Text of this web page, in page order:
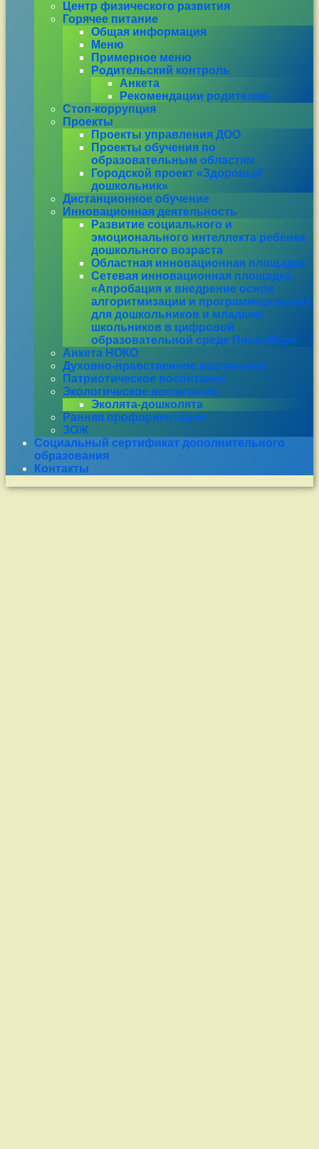
Центр физического развития
Горячее питание
Общая информация
Меню
Примерное меню
Родительский контроль
Анкета
Рекомендации родителям
Стоп-коррупция
Проекты
Проекты управления ДОО
Проекты обучения по
образовательным областям
Городской проект «Здоровый
дошкольник»
Дистанционное обучение
Инновационная деятельность
Развитие социального и
эмоционального интеллекта ребёнка
дошкольного возраста
Областная инновационная площадка
Сетевая инновационная площадка
«Апробация и внедрение основ
алгоритмизации и программирования
для дошкольников и младших
школьников в цифровой
образовательной среде ПиктоМир»
Анкета НОКО
Духовно-нравственное воспитание
Патриотическое воспитание
Экологическое воспитание
Эколята-дошколята
Ранняя профориентация
ЗОЖ
Социальный сертификат дополнительного
образования
Контакты